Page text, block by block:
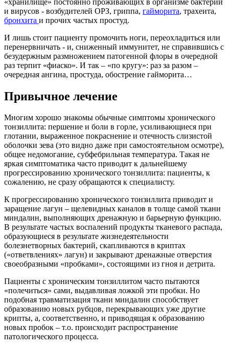
и вирусов - возбудителей ОРЗ, гриппа, гайморита, трахеита,
бронхита и прочих частых простуд.
И лишь стоит пациенту промочить ноги, переохладиться или
перенервничать - и, сниженный иммунитет, не справившись с
безудержным размножением патогенной флоры в очередной
раз терпит «фиаско». И так – «по кругу»: раз за разом –
очередная ангина, простуда, обострение гайморита…
Привычное лечение
Многим хорошо знакомы обычные симптомы хронического
тонзиллита: першение и боли в горле, усиливающиеся при
глотании, выраженное покраснение и отечность слизистой
оболочки зева (это видно даже при самостоятельном осмотре),
общее недомогание, субфебрильная температура. Такая не
яркая симптоматика часто приводит к дальнейшему
прогрессированию хронического тонзиллита: пациенты, к
сожалению, не сразу обращаются к специалисту.
К прогрессированию хронического тонзиллита приводит и
заращение лагун – щелевидных каналов в толще самой ткани
миндалин, выполняющих дренажную и барьерную функцию.
В результате частых воспалений продукты тканевого распада,
образующиеся в результате жизнедеятельности
болезнетворных бактерий, скапливаются в криптах
(«ответвлениях» лагун) и закрывают дренажные отверстия
своеобразными «пробками», состоящими из гноя и детрита.
Пациенты с хроническим тонзиллитом часто пытаются
«полечиться» сами, выдавливая ложкой эти пробки. Но
подобная травматизация ткани миндалин способствует
образованию новых рубцов, перекрывающих уже другие
крипты, а, соответственно, и приводящая к образованию
новых пробок – т.о. происходит распространение
патологического процесса.